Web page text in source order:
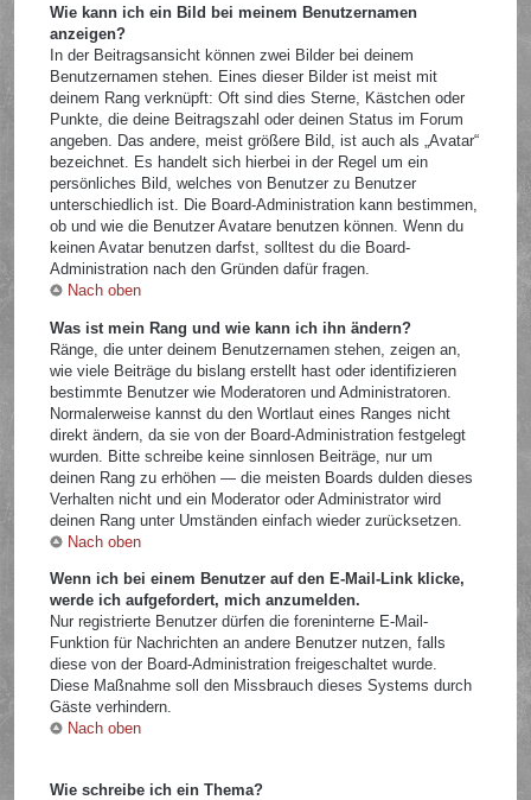
Wie kann ich ein Bild bei meinem Benutzernamen
anzeigen?
In der Beitragsansicht können zwei Bilder bei deinem
Benutzernamen stehen. Eines dieser Bilder ist meist mit
deinem Rang verknüpft: Oft sind dies Sterne, Kästchen oder
Punkte, die deine Beitragszahl oder deinen Status im Forum
angeben. Das andere, meist größere Bild, ist auch als „Avatar“
bezeichnet. Es handelt sich hierbei in der Regel um ein
persönliches Bild, welches von Benutzer zu Benutzer
unterschiedlich ist. Die Board-Administration kann bestimmen,
ob und wie die Benutzer Avatare benutzen können. Wenn du
keinen Avatar benutzen darfst, solltest du die Board-
Administration nach den Gründen dafür fragen.
Nach oben
Was ist mein Rang und wie kann ich ihn ändern?
Ränge, die unter deinem Benutzernamen stehen, zeigen an,
wie viele Beiträge du bislang erstellt hast oder identifizieren
bestimmte Benutzer wie Moderatoren und Administratoren.
Normalerweise kannst du den Wortlaut eines Ranges nicht
direkt ändern, da sie von der Board-Administration festgelegt
wurden. Bitte schreibe keine sinnlosen Beiträge, nur um
deinen Rang zu erhöhen — die meisten Boards dulden dieses
Verhalten nicht und ein Moderator oder Administrator wird
deinen Rang unter Umständen einfach wieder zurücksetzen.
Nach oben
Wenn ich bei einem Benutzer auf den E-Mail-Link klicke,
werde ich aufgefordert, mich anzumelden.
Nur registrierte Benutzer dürfen die foreninterne E-Mail-
Funktion für Nachrichten an andere Benutzer nutzen, falls
diese von der Board-Administration freigeschaltet wurde.
Diese Maßnahme soll den Missbrauch dieses Systems durch
Gäste verhindern.
Nach oben
Wie schreibe ich ein Thema?